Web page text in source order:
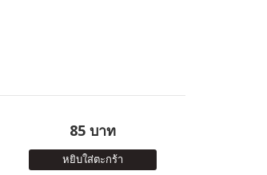
85 บาท
หยิบใส่ตะกร้า